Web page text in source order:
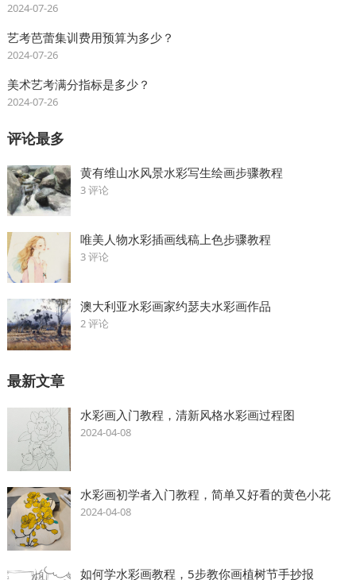
2024-07-26
艺考芭蕾集训费用预算为多少？
2024-07-26
美术艺考满分指标是多少？
2024-07-26
评论最多
黄有维山水风景水彩写生绘画步骤教程
3 评论
唯美人物水彩插画线稿上色步骤教程
3 评论
澳大利亚水彩画家约瑟夫水彩画作品
2 评论
最新文章
水彩画入门教程，清新风格水彩画过程图
2024-04-08
水彩画初学者入门教程，简单又好看的黄色小花
2024-04-08
如何学水彩画教程，5步教你画植树节手抄报